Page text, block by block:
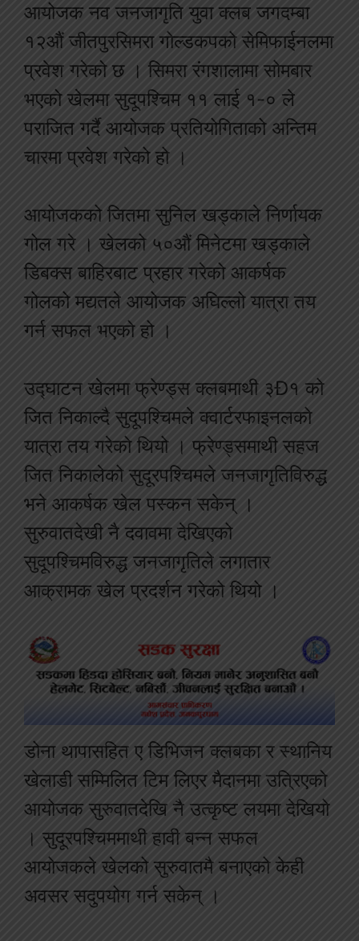
आयोजक नव जनजागृति युवा क्लब जगदम्बा
१२औं जीतपुरसिमरा गोल्डकपको सेमिफाईनलमा
प्रवेश गरेको छ । सिमरा रंगशालामा सोमबार
भएको खेलमा सुदूपश्चिम ११ लाई १-० ले
पराजित गर्दै आयोजक प्रतियोगिताको अन्तिम
चारमा प्रवेश गरेको हो ।
आयोजकको जितमा सुनिल खड्काले निर्णायक
गोल गरे । खेलको ५०औं मिनेटमा खड्काले
डिबक्स बाहिरबाट प्रहार गरेको आकर्षक
गोलको मद्यतले आयोजक अघिल्लो यात्रा तय
गर्न सफल भएको हो ।
उद्घाटन खेलमा फ्रेण्ड्स क्लबमाथी ३Ð१ को
जित निकाल्दै सुदूपश्चिमले क्वार्टरफाइनलको
यात्रा तय गरेको थियो । फ्रेण्ड्समाथी सहज
जित निकालेको सुदूरपश्चिमले जनजागृतिविरुद्ध
भने आकर्षक खेल पस्कन सकेन् ।
सुरुवातदेखी नै दवावमा देखिएको
सुदूपश्चिमविरुद्ध जनजागृतिले लगातार
आक्रामक खेल प्रदर्शन गरेको थियो ।
डोना थापासहित ए डिभिजन क्लबका र स्थानिय
खेलाडी सम्मिलित टिम लिएर मैदानमा उत्रिएको
आयोजक सुरुवातदेखि नै उत्कृष्ट लयमा देखियो
। सुदूरपश्चिममाथी हावी बन्न सफल
आयोजकले खेलको सुरुवातमै बनाएको केही
अवसर सदुपयोग गर्न सकेन् ।